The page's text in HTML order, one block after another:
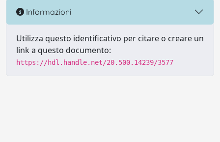
Informazioni
Utilizza questo identificativo per citare o creare un
link a questo documento:
https://hdl.handle.net/20.500.14239/3577